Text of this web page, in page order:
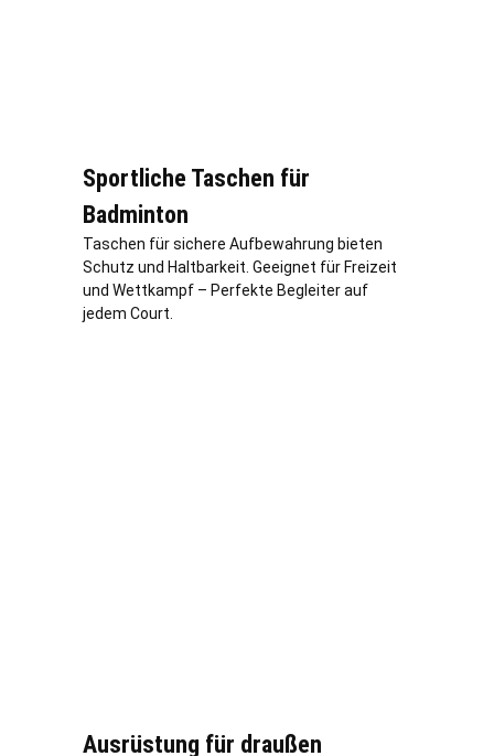
Sportliche Taschen für
Badminton
Taschen für sichere Aufbewahrung bieten
Schutz und Haltbarkeit. Geeignet für Freizeit
und Wettkampf – Perfekte Begleiter auf
jedem Court.
Ausrüstung für draußen